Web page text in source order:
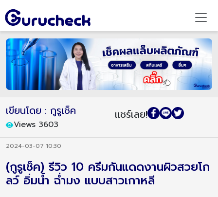
เขียนโดย : กูรูเช็ค
Views 3603
แชร์เลย!
2024-03-07 10:30
(กูรูเช็ค) รีวิว 10 ครีมกันแดดงานผิวสวยโก
ลว์ อิ่มน้ำ ฉ่ำมง แบบสาวเกาหลี